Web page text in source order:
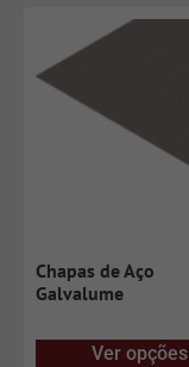
Chapas de Aço
Galvalume
Ver opções